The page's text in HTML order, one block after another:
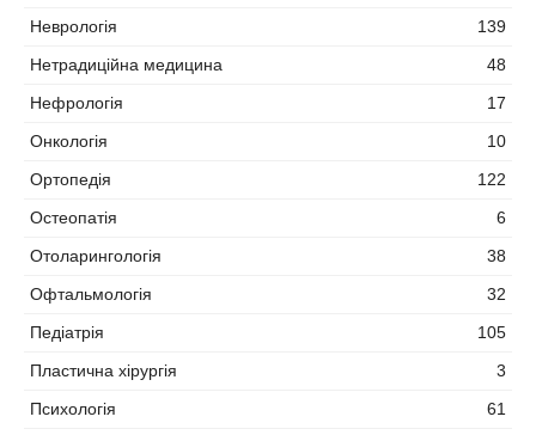
Неврологія
139
Нетрадиційна медицина
48
Нефрологія
17
Онкологія
10
Ортопедія
122
Остеопатія
6
Отоларингологія
38
Офтальмологія
32
Педіатрія
105
Пластична хірургія
3
Психологія
61